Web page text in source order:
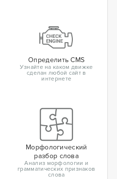
Определить CMS
Узнайте на каком движке
сделан любой сайт в
интернете
Морфологический
разбор слова
Анализ морфологии и
грамматических признаков
слова